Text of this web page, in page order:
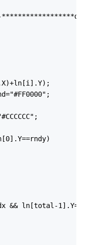
&& ln[total-